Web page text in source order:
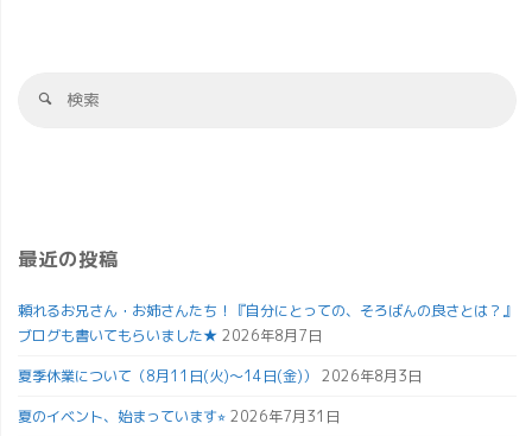
最近の投稿
頼れるお兄さん・お姉さんたち！『自分にとっての、そろばんの良さとは？』
ブログも書いてもらいました★ 2026年8月7日
夏季休業について（8月11日(火)～14日(金)） 2026年8月3日
夏のイベント、始まっています⭐︎ 2026年7月31日